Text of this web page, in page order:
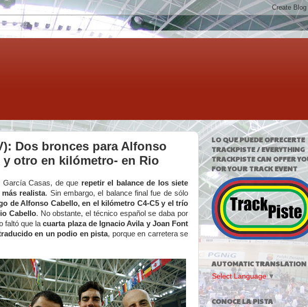
Dos bronces para Alfonso
otro en kilómetro- en Rio
García Casas, de que repetir el balance de los siete
realista. Sin embargo, el balance final fue de sólo
de Alfonso Cabello, en el kilómetro C4-C5 y el trío
Cabello. No obstante, el técnico español se daba por
faltó que lacuarta plaza de Ignacio Avila y Joan Font
en un podio en pista, porque en carretera se
LO QUE PUEDE OFRECERTE
TRACKPISTE / EVERYTHING
TRACKPISTE CAN OFFER
FOR YOUR TRACK EVENT
AUTOMATIC TRANSLATION
Select Language ▼
CONOCE LA PISTA